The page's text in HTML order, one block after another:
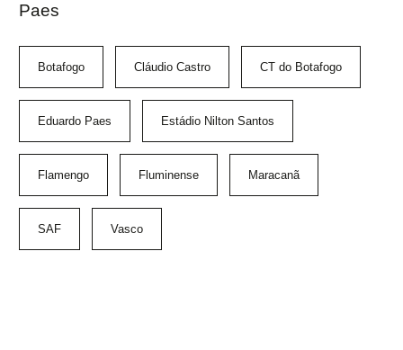
Paes
Botafogo Cláudio Castro CT do Botafogo
Eduardo Paes Estádio Nilton Santos
Flamengo Fluminense Maracanã
SAF Vasco